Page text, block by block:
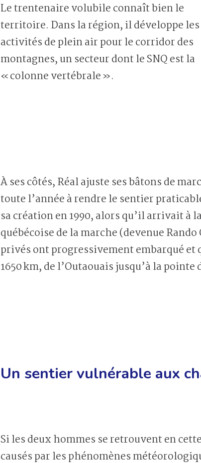
Le trentenaire volubile connaît bien le
territoire. Dans la région, il développe les
activités de plein air pour le corridor des
montagnes, un secteur dont le SNQ est la
« colonne vertébrale ».
À ses côtés, Réal ajuste ses bâtons de
toute l’année à rendre le sentier
sa création en 1990, alors qu’il arrivait à
québécoise de la marche (devenue
privés ont progressivement embarqué et
1650 km, de l’Outaouais jusqu’à la pointe
Un sentier vulnérable aux
Si les deux hommes se retrouvent en
causés par les phénomènes